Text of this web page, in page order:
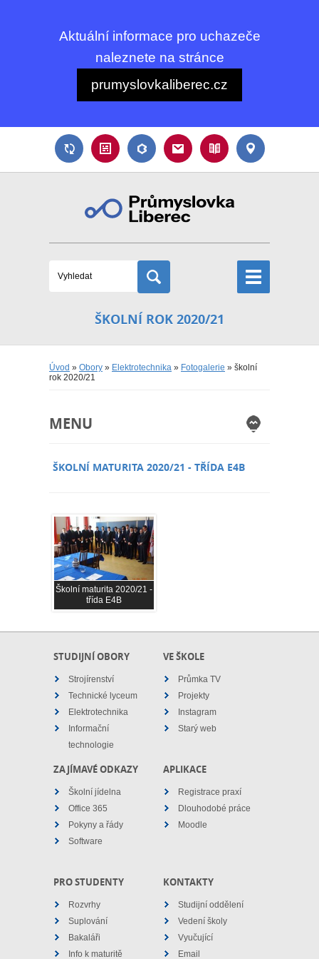
Aktuální informace pro uchazeče
naleznete na stránce
prumyslovkaliberec.cz
ŠKOLNÍ ROK 2020/21
Úvod » Obory » Elektrotechnika » Fotogalerie » školní
rok 2020/21
MENU
ŠKOLNÍ MATURITA 2020/21 - TŘÍDA E4B
Školní maturita 2020/21 -
třída E4B
STUDIJNÍ OBORY
Strojírenství
Technické lyceum
Elektrotechnika
Informační
technologie
VE ŠKOLE
Průmka TV
Projekty
Instagram
Starý web
ZAJÍMAVÉ ODKAZY
Školní jídelna
Office 365
Pokyny a řády
Software
APLIKACE
Registrace praxí
Dlouhodobé práce
Moodle
PRO STUDENTY
Rozvrhy
Suplování
Bakaláři
Info k maturitě
KONTAKTY
Studijní oddělení
Vedení školy
Vyučující
Email